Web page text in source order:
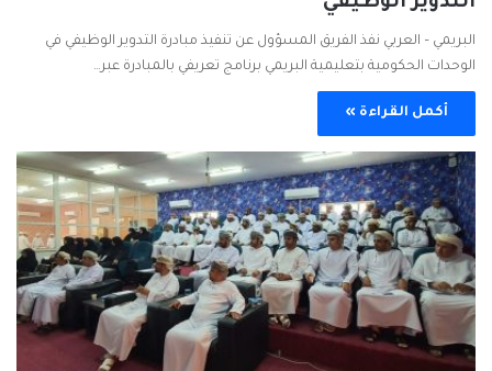
البريمي – العربي نفذ الفريق المسؤول عن تنفيذ مبادرة التدوير الوظيفي في
الوحدات الحكومية بتعليمية البريمي برنامج تعريفي بالمبادرة عبر…
أكمل القراءة »